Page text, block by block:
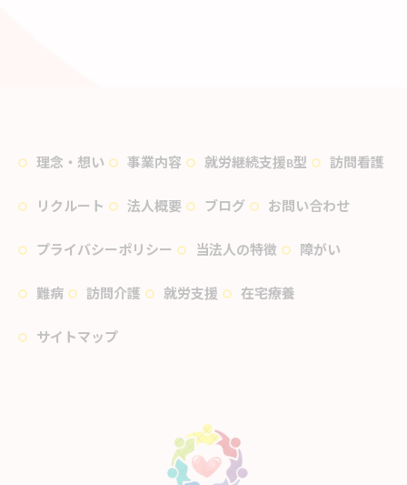
理念・想い 事業内容 就労継続支援B型
訪問看護
リクルート
法人概要 ブログ
お問い合わせ
プライバシーポリシー
当法人の特徴
障がい
難病
訪問介護 就労支援
在宅療養
サイトマップ